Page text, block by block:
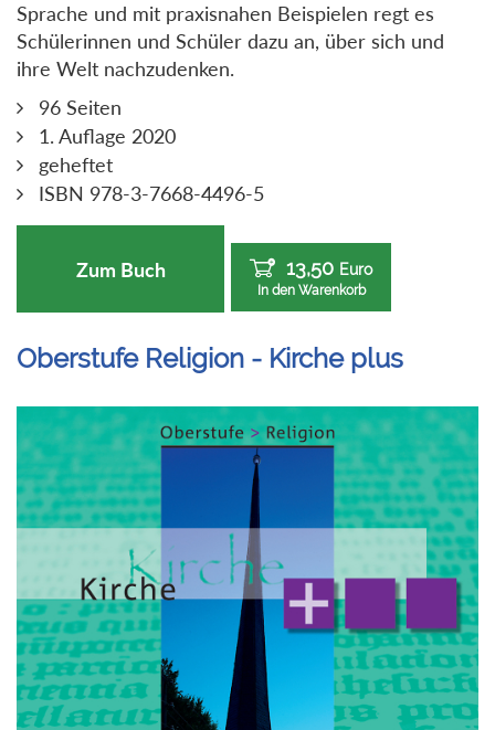
Sprache und mit praxisnahen Beispielen regt es
Schülerinnen und Schüler dazu an, über sich und
ihre Welt nachzudenken.
96 Seiten
1. Auflage 2020
geheftet
ISBN 978-3-7668-4496-5
Zum Buch 13,50 Euro
In den Warenkorb
Oberstufe Religion - Kirche plus